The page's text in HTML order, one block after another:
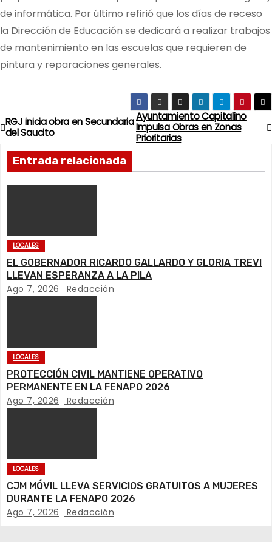
de informática. Por último refirió que los días de receso
la Dirección de Educación se dedicará a realizar trabajos
de mantenimiento en las escuelas que requieren de
pintura y reparaciones generales.
N
a
v
a
c
n
d
e
n
t
r
Ayuntamiento Capitalino
Impulsa Obras en Zonas
Prioritarias
RGJ inicia obra en Secundaria
del Saucito
Entrada relacionada
LOCALES
EL GOBERNADOR RICARDO GALLARDO Y GLORIA TREVI
LLEVAN ESPERANZA A LA PILA
Ago 7, 2026 Redacción
LOCALES
PROTECCIÓN CIVIL MANTIENE OPERATIVO
PERMANENTE EN LA FENAPO 2026
Ago 7, 2026 Redacción
LOCALES
CJM MÓVIL LLEVA SERVICIOS GRATUITOS A MUJERES
DURANTE LA FENAPO 2026
Ago 7, 2026 Redacción